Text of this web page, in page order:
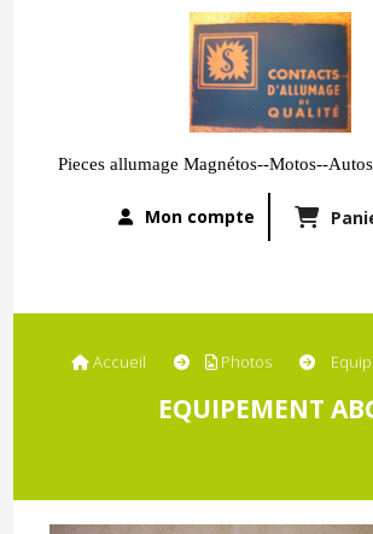
Pieces allumage Magnétos--Motos--
Mon compte
Accueil Photos
EQUIPEMENT